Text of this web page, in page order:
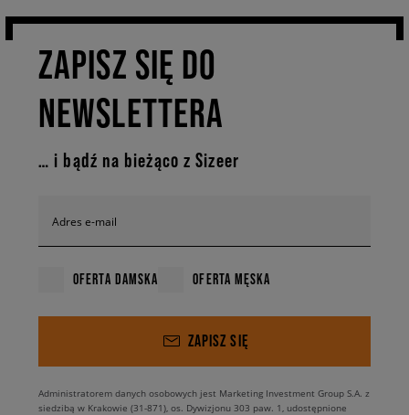
Stylizacje na każdy dzień tygodnia
Legginsy basic (czarne, grafitowe lub granatowe) to uniwersalna baza,
która sprawdza się w niezliczonych stylizacjach – od szybkiego wyjścia
na kawę po intensywny trening. Możesz je zestawić z oversize’ową bluzą
elegancką marynarką i trampkami, nadając codziennej stylizacji
nowoczesnego charakteru. Klasyczne legginsy czarne świetnie sprawdzą
swojego dnia, niezależnie od tego, czy planujesz spacer, spotkanie z
przyjaciółmi, czy szybki trening na świeżym powietrzu. To praktyczne i
pełną swobodę, jednocześnie chcąc wyglądać dobrze w każdej sytuacji.
ZAPISZ SIĘ DO
NEWSLETTERA
… i bądź na bieżąco z Sizeer
Adres e-mail
OFERTA DAMSKA OFERTA MĘSKA
ZAPISZ SIĘ
Administratorem danych osobowych jest Marketing Investment Group S.A. z
siedzibą w Krakowie (31-871), os. Dywizjonu 303 paw. 1, udostępnione